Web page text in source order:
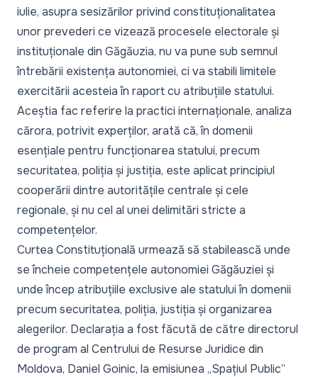
iulie, asupra sesizărilor privind constituționalitatea
unor prevederi ce vizează procesele electorale și
instituționale din Găgăuzia, nu va pune sub semnul
întrebării existența autonomiei, ci va stabili limitele
exercitării acesteia în raport cu atribuțiile statului.
Aceștia fac referire la practici internaționale, analiza
cărora, potrivit experților, arată că, în domenii
esențiale pentru funcționarea statului, precum
securitatea, poliția și justiția, este aplicat principiul
cooperării dintre autoritățile centrale și cele
regionale, și nu cel al unei delimitări stricte a
competențelor.
Curtea Constituțională urmează să stabilească unde
se încheie competențele autonomiei Găgăuziei și
unde încep atribuțiile exclusive ale statului în domenii
precum securitatea, poliția, justiția și organizarea
alegerilor. Declarația a fost făcută de către directorul
de program al Centrului de Resurse Juridice din
Moldova, Daniel Goinic, la emisiunea „Spațiul Public”